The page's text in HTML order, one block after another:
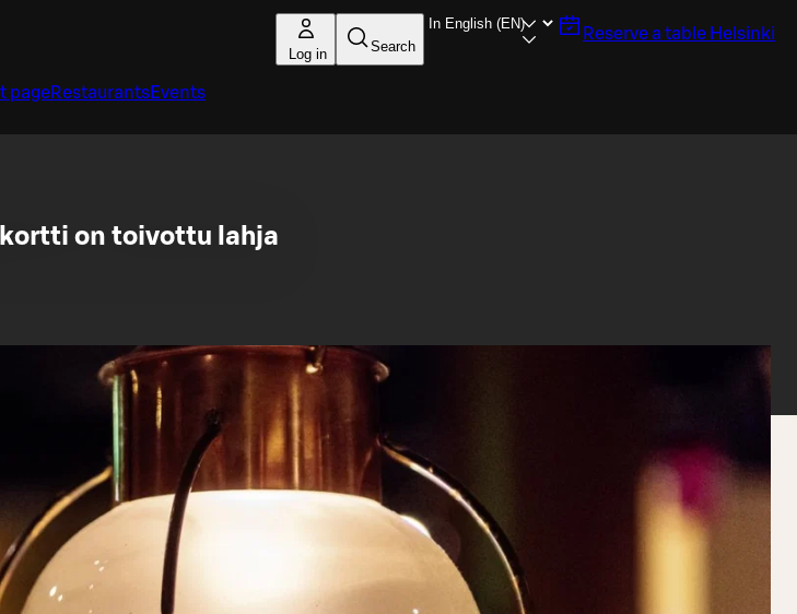
Log in Search
Reserve a table Helsinki
pageRestaurantsEvents
on toivottu lahja